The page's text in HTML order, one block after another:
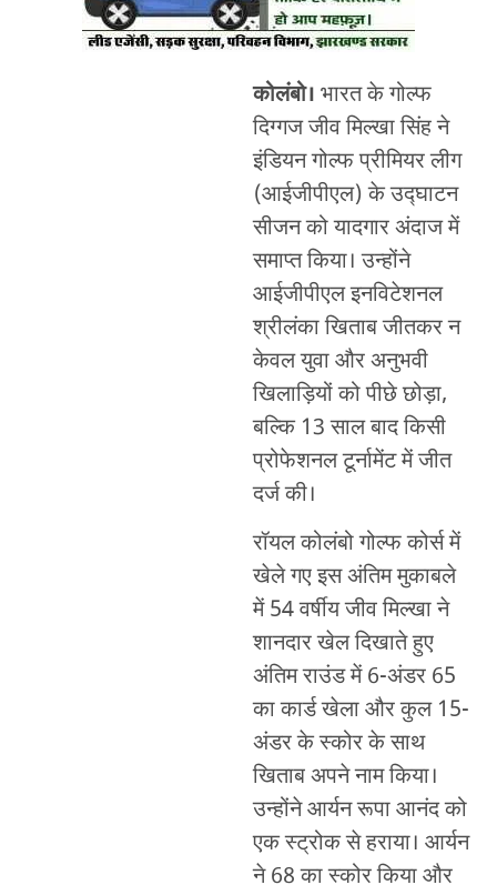
कोलंबो। भारत के गोल्फ
दिग्गज जीव मिल्खा सिंह ने
इंडियन गोल्फ प्रीमियर लीग
(आईजीपीएल) के उद्घाटन
सीजन को यादगार अंदाज में
समाप्त किया। उन्होंने
आईजीपीएल इनविटेशनल
श्रीलंका खिताब जीतकर न
केवल युवा और अनुभवी
खिलाड़ियों को पीछे छोड़ा,
बल्कि 13 साल बाद किसी
प्रोफेशनल टूर्नामेंट में जीत
दर्ज की।
रॉयल कोलंबो गोल्फ कोर्स में
खेले गए इस अंतिम मुकाबले
में 54 वर्षीय जीव मिल्खा ने
शानदार खेल दिखाते हुए
अंतिम राउंड में 6-अंडर 65
का कार्ड खेला और कुल 15-
अंडर के स्कोर के साथ
खिताब अपने नाम किया।
उन्होंने आर्यन रूपा आनंद को
एक स्ट्रोक से हराया। आर्यन
ने 68 का स्कोर किया और